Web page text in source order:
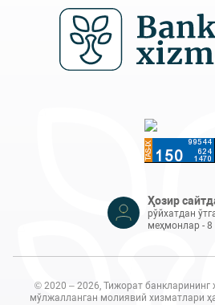
Ҳозир
рўйхатдан
меҳмонлар - 8
© 2020 – 2026, Тижорат
мўлжалланган молиявий хизматлари